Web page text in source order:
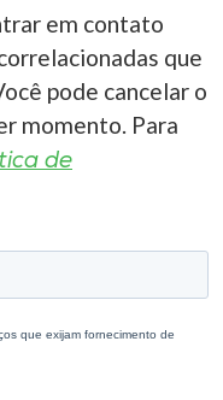
em contato
que
pode cancelar o
momento. Para
de